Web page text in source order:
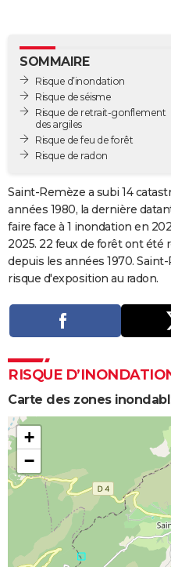
GUIDES D'ACHAT
BONS PLANS
CARTE DE VOEUX
Carte de Noël
Carte Bonne année
Carte Saint-Valentin
Carte Pâques
Carte d'anniversaire
DICTIONNAIRE
COPAINS D'AVANT
S'inscrire
Se connecter
Lycées
Collèges
Primaires
Universités
Entreprises
Service militaire
Avis de recherche
AVIS DE DÉCÈS
FORUM
SOMMAIRE
Risque d’inondation
Risque de séisme
Risque de retrait-gonflement
des argiles
Risque de feu de forêt
Risque de radon
Saint-Remèze a subi 14
années 1980, la dernière
faire face à 1 inondation en
2025. 22 feux de forêt ont été
depuis les années 1970.
risque d'exposition au radon.
RISQUE
Carte des zones
+
−